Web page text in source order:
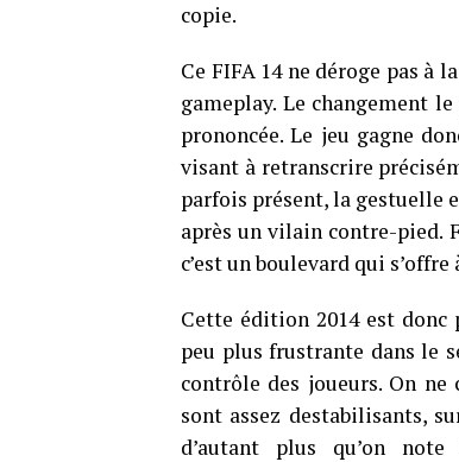
copie.
Ce FIFA 14 ne déroge pas à
gameplay. Le changement
prononcée. Le jeu gagne
visant à retranscrire
parfois présent, la gestuelle
après un vilain contre-pied.
c’est un boulevard qui s’offre
Cette édition 2014 est donc
peu plus frustrante dans le
contrôle des joueurs. On ne
sont assez destabilisants,
d’autant plus qu’on